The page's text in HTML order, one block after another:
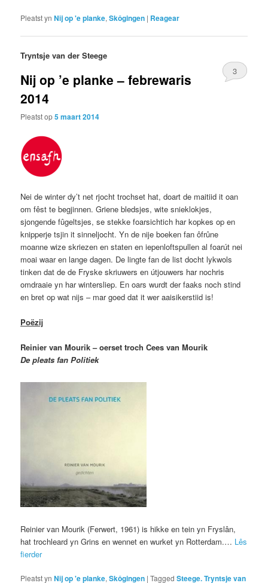
Pleatst yn Nij op 'e planke,Skôgingen | Reagear
Tryntsje van der Steege
Nij op ’e planke – febrewaris
2014
Pleatst op5 maart 2014
3
Nei de winter dy’t net rjocht trochset hat, doart de maitiid it oan
om fêst te begjinnen. Griene bledsjes, wite snieklokjes,
sjongende fûgeltsjes, se stekke foarsichtich har kopkes op en
knipperje tsjin it sinneljocht. Yn de nije boeken fan ôfrûne
moanne wize skriezen en staten en iepenloftspullen al foarút nei
moai waar en lange dagen. De lingte fan de list docht lykwols
tinken dat de de Fryske skriuwers en útjouwers har nochris
omdraaie yn har wintersliep. En oars wurdt der faaks noch stind
en bret op wat nijs – mar goed dat it wer aaisikerstiid is!
Poëzij
Reinier van Mourik – oerset troch Cees van Mourik
De pleats fan Politiek
Reinier van Mourik (Ferwert, 1961) is hikke en tein yn Fryslân,
hat trochleard yn Grins en wennet en wurket yn Rotterdam.… Lês
fierder
Pleatst yn Nij op 'e planke,Skôgingen |Tagged Steege. Tryntsje van